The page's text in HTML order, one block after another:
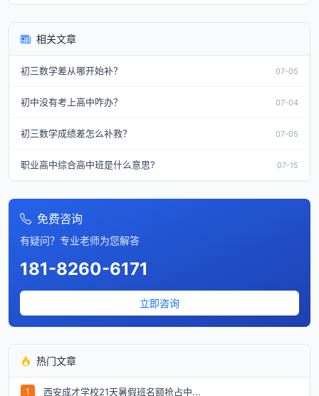
相关文章
初三数学差从哪开始补？ 07-05
初中没有考上高中咋办？ 07-04
初三数学成绩差怎么补救？ 07-05
职业高中综合高中班是什么意思? 07-15
免费咨询
有疑问？专业老师为您解答
181-8260-6171
立即咨询
热门文章
1 西安成才学校21天暑假班名额抢占中...